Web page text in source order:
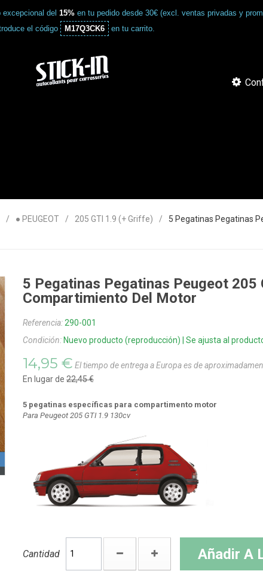
del 15% en tu pedido desde 30€ (excl. ventas privadas y
el código
M17Q3CK6 en tu carrito.
● PEUGEOT 205 GTI 1.9 (+ Griffe)
5 Pegatinas Pegatinas
5 Pegatinas Pegatinas Peugeot 205
Compartimiento Del Motor
Referencia: 290-001
Condición: Nuevo producto (reproducción) | Se ajusta al
14,95 € El tiempo de entrega a Europa es de
En lugar de 22,45 €
5 pegatinas específicas para compartimento motor
Para Peugeot 205 GTI 1.9 130cv
Cantidad Añadir A